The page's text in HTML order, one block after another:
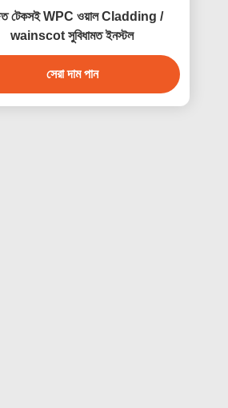
টেকসই WPC ওয়াল Cladding /
wainscot সুবিধামত ইনস্টল
সেরা দাম পান